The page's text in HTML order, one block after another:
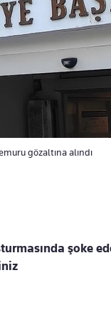
gözaltına alındı
şoke